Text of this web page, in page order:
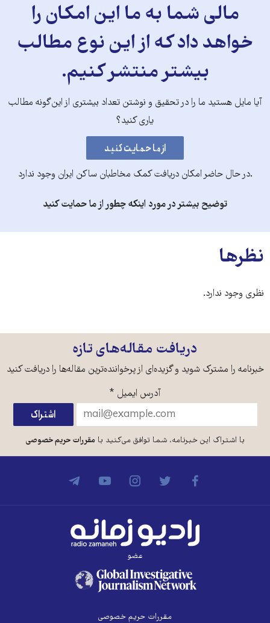
مالی شما به ما این امکان را
خواهد داد که از این نوع مطالب
بیشتر منتشر کنیم.
آیا مایل هستید ما را در تحقیق و نوشتن تعداد بیشتری از این‌گونه مطالب
یاری کنید؟
.در حال حاضر امکان دریافت کمک مخاطبان ساکن ایران وجود ندارد
توضیح بیشتر در مورد اینکه چطور از ما حمایت کنید
نظرها
نظری وجود ندارد.
دریافت مقاله‌های تازه
خبرنامه را مشترک شوید و گزیده‌ای از پرخواننده‌ترین مقاله‌ها را دریافت کنید
آدرس ایمیل *
با اشتراک این خبرنامه، شما توافق می‌کنید بامقررات حریم خصوصی
عضو
مقررات حریم خصوصی